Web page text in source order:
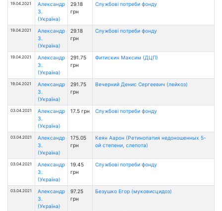
19.04.2021
Александр
З.
(Україна)
29.18
грн
Службові потреби фонду
19.04.2021
Александр
З.
(Україна)
29.18
грн
Службові потреби фонду
19.04.2021
Александр
З.
(Україна)
291.75
грн
Фитискин Максим (ДЦП)
19.04.2021
Александр
З.
(Україна)
291.75
грн
Вечерний Денис Сергеевич (лейкоз)
03.04.2021
Александр
З.
(Україна)
17.5 грн Службові потреби фонду
03.04.2021
Александр
З.
(Україна)
175.05
грн
Кеян Аарон (Ретинопатия недоношенных 5-
ой степени, слепота)
03.04.2021
Александр
З.
(Україна)
19.45
грн
Службові потреби фонду
03.04.2021
Александр
З.
(Україна)
97.25
грн
Безушко Егор (муковисцидоз)